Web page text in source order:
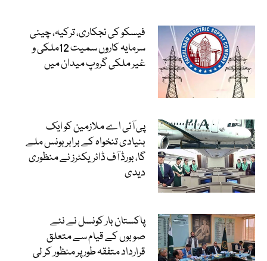
فیسکو کی نجکاری، ترکیہ، چینی
سرمایہ کاروں سمیت 12ملکی و
غیر ملکی گروپ میدان میں
پی آئی اے ملازمین کو ایک
بنیادی تنخواہ کے برابر بونس ملے
گا، بورڈ آف ڈائریکٹرز نے منظوری
دیدی
پاکستان بار کونسل نے نئے
صوبوں کے قیام سے متعلق
قرارداد متفقہ طور پر منظور کر لی